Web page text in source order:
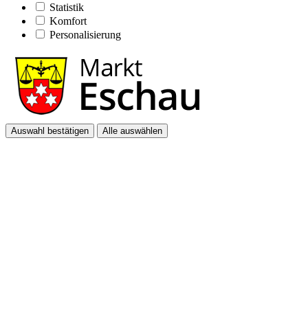
Statistik
Komfort
Personalisierung
Auswahl bestätigen Alle auswählen